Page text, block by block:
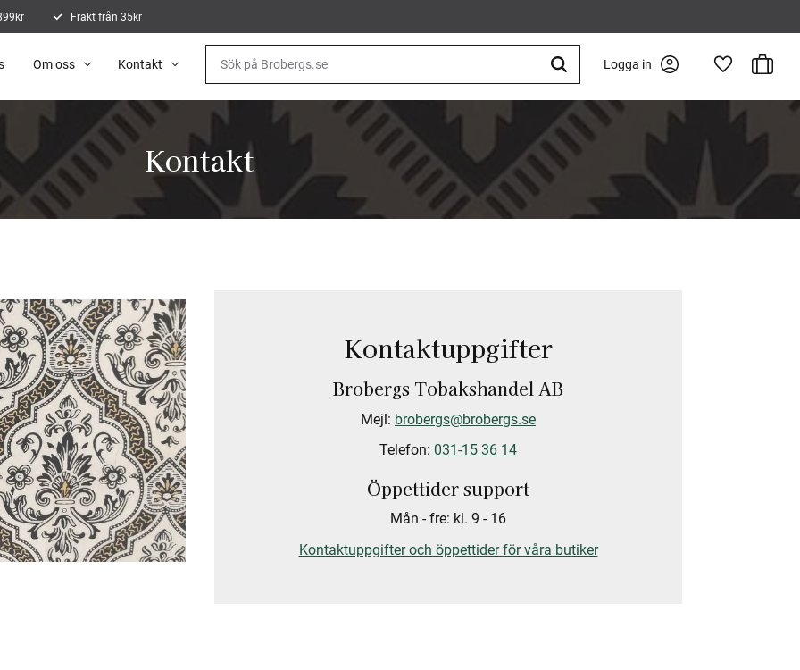
Frakt från 35kr
Logga in Favoriter
Om oss Kontakt
Kontakt
Kontaktuppgifter
Brobergs Tobakshandel AB
Mejl: brobergs@brobergs.se
Telefon: 031-15 36 14
Öppettider support
Mån - fre: kl. 9 - 16
Kontaktuppgifter och öppettider för våra butiker